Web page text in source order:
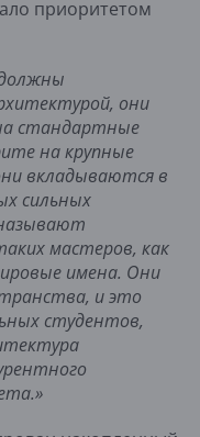
приоритетом
они
стандартные
на крупные
вкладываются в
сильных
мастеров, как
имена. Они
и это
студентов,